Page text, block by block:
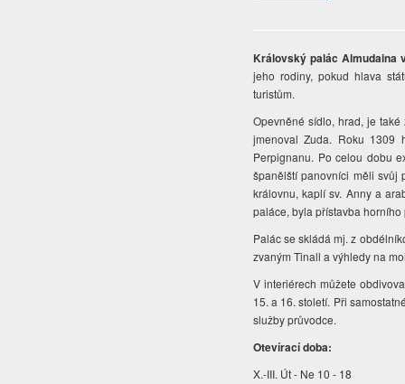
Královský palác Almudaina
jeho rodiny, pokud hlava
turistům.
Opevněné sídlo, hrad, je
jmenoval Zuda. Roku
Perpignanu. Po celou dobu
španělští panovníci měli svůj
královnu, kaplí sv. Anny a
paláce, byla přístavba
Palác se skládá mj. z
zvaným Tinall a výhledy na
V interiérech můžete
15. a 16. století. Při
služby průvodce.
Otevírací doba:
X.-III. Út - Ne 10 - 18